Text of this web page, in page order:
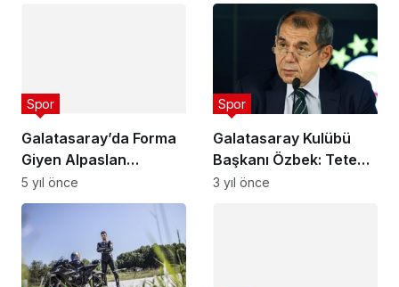
Galatasaray’da Forma
Giyen Alpaslan
Öztürk’ün
Performansına Eşi Ebru
Şancı’dan Esprili
Destek Paylaşımı Geldi
Spor
5 yıl önce
Galatasaray Kulübü
Başkanı Özbek: Tete
transferi legal bir
Spor
3 yıl önce